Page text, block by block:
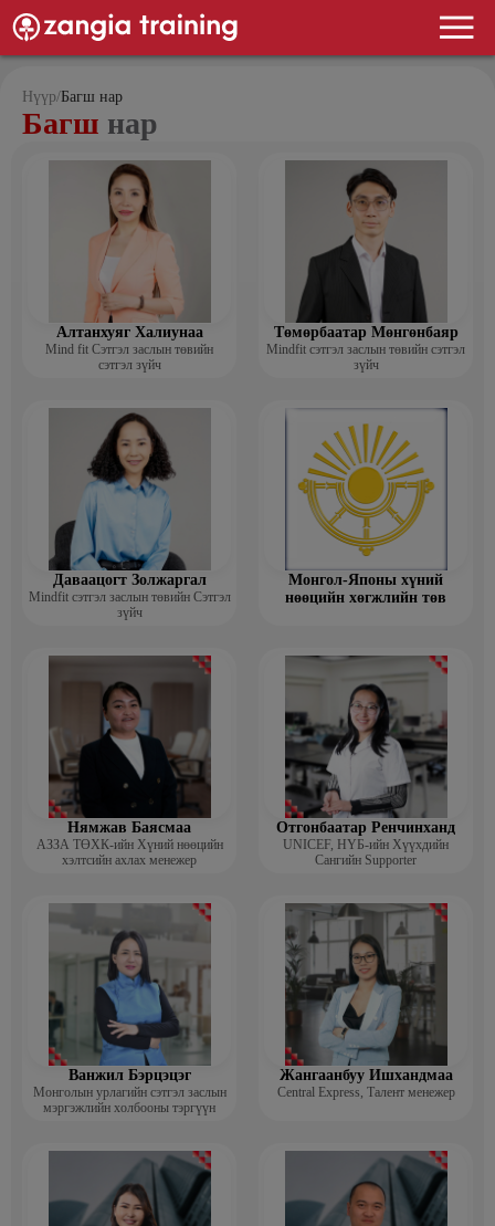
Нүүр/Багш нар
Багш нар
Алтанхуяг Халиунаа
Mind fit Сэтгэл заслын төвийн
сэтгэл зүйч
Төмөрбаатар Мөнгөнбаяр
Mindfit сэтгэл заслын төвийн сэтгэл
зүйч
Даваацогт Золжаргал
Mindfit сэтгэл заслын төвийн Сэтгэл
зүйч
Монгол-Японы хүний
нөөцийн хөгжлийн төв
Нямжав Баясмаа
АЗЗА ТӨХК-ийн Хүний нөөцийн
хэлтсийн ахлах менежер
Отгонбаатар Ренчинханд
UNIСЕF, НҮБ-ийн Хүүхдийн
Сангийн Supporter
Ванжил Бэрцэцэг
Монголын урлагийн сэтгэл заслын
мэргэжлийн холбооны тэргүүн
Жангаанбуу Ишхандмаа
Central Express, Талент менежер